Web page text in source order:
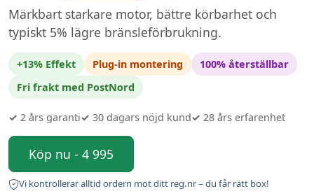
Märkbart starkare motor, bättre körbarhet och
typiskt 5% lägre bränsleförbrukning.
+13% Effekt Plug-in montering
100% återställbar
Fri frakt med PostNord
✓ 2 års garanti✓ 30 dagars nöjd kund✓ 28 års erfarenhet
Köp nu - 4 995
Vi kontrollerar alltid ordern mot ditt reg.nr – du får rätt box!